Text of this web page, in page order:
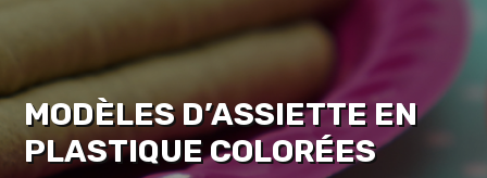
MODÈLES D’ASSIETTE EN
PLASTIQUE COLORÉES